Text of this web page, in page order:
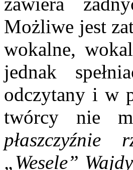
Możliwe jest
wokalne,
jednak
odczytany i w
twórcy nie
płaszczyźnie
„Wesele”